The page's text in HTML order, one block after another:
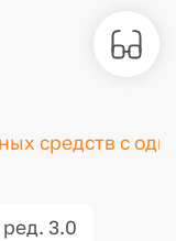
средств с
3.0